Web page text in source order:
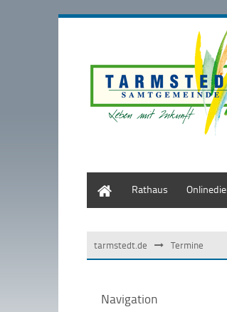
Rathaus
tarmstedt.de Termine
Navigation